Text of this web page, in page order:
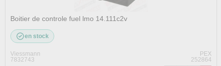
Boitier de controle fuel lmo 14.111c2v
en stock
Viessmann
PEX
7832743
252864